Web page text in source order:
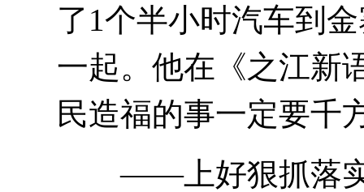
了1个半小时汽车到
一起。他在《之江新
民造福的事一定要千
——上好狠抓落实